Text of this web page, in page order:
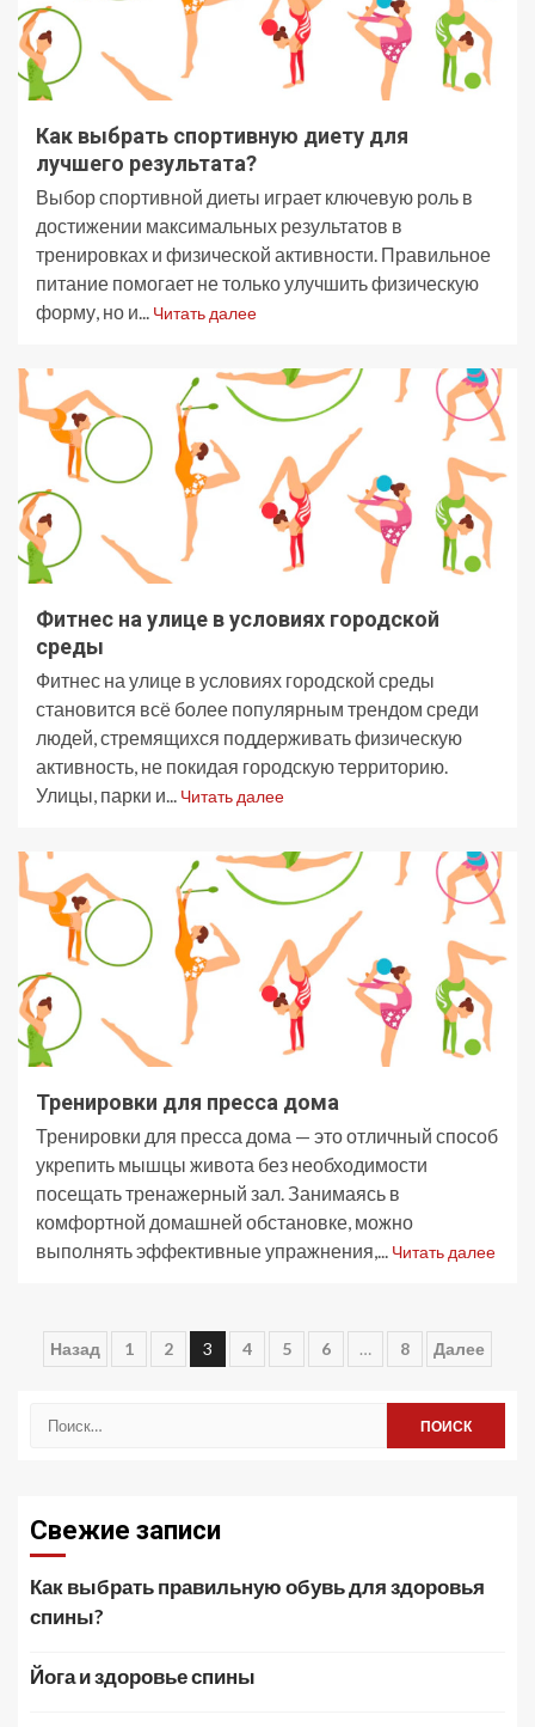
Как выбрать спортивную диету для
лучшего результата?
Выбор спортивной диеты играет ключевую роль в
достижении максимальных результатов в
тренировках и физической активности. Правильное
питание помогает не только улучшить физическую
форму, но и... Читать далее
Фитнес на улице в условиях городской
среды
Фитнес на улице в условиях городской среды
становится всё более популярным трендом среди
людей, стремящихся поддерживать физическую
активность, не покидая городскую территорию.
Улицы, парки и... Читать далее
Тренировки для пресса дома
Тренировки для пресса дома — это отличный способ
укрепить мышцы живота без необходимости
посещать тренажерный зал. Занимаясь в
комфортной домашней обстановке, можно
выполнять эффективные упражнения,... Читать далее
Пагинация
Назад 1 2 3 4 5 6 … 8 Далее
Найти:
Свежие записи
Как выбрать правильную обувь для здоровья
спины?
Йога и здоровье спины